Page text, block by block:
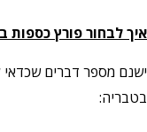
איך לבחור פורץ כספות
ישנם מספר דברים
בטבריה: